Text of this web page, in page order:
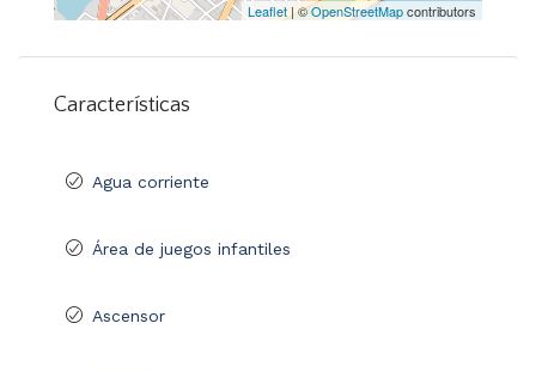
Leaflet | ©OpenStreetMapcontributors
Características
Agua corriente
Área de juegos infantiles
Ascensor